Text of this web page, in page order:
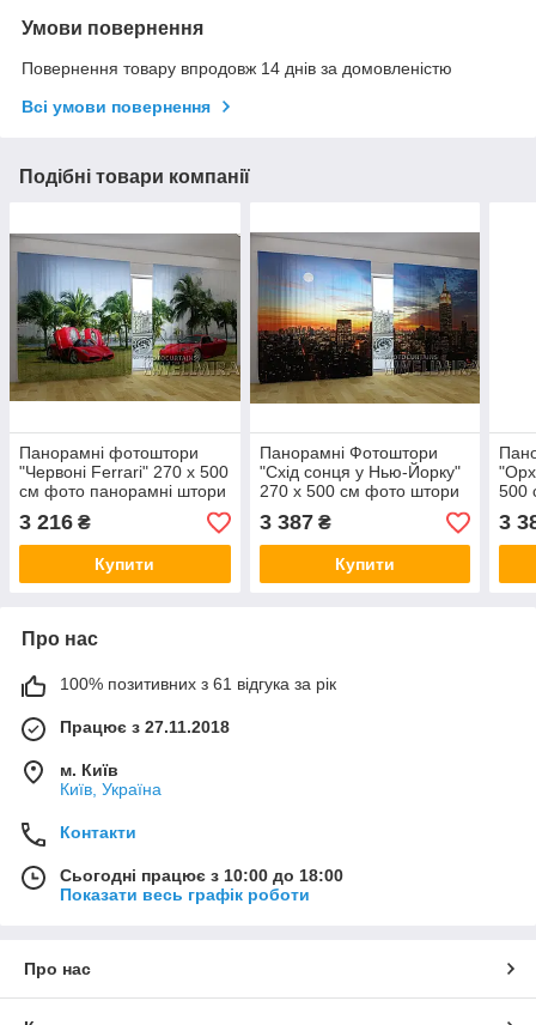
Умови повернення
Повернення товару впродовж 14 днів за домовленістю
Всі умови повернення
Подібні товари компанії
Панорамні фотоштори
"Червоні Ferrari" 270 х 500
см фото панорамні штори
VE
3 216 ₴
Купити
Панорамні Фотоштори
"Схід сонця у Нью-Йорку"
270 х 500 см фото штори
панорамні штори Нью-
Йорк VE
3 387₴
Купити
500
3
Про нас
100% позитивних з 61 відгука за рік
Працює з 27.11.2018
м. Київ
Київ, Україна
Контакти
Сьогодні працює з 10:00 до 18:00
Показати весь графік роботи
Про нас